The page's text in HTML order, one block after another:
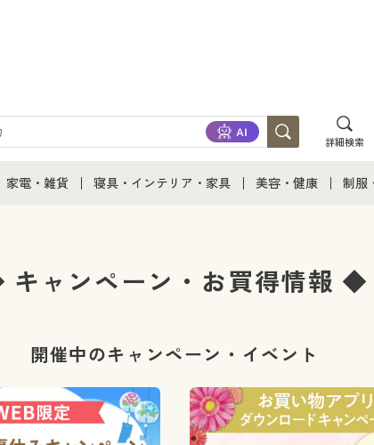
詳細検索
ッション
家電・雑貨 寝具・インテリア・家具
カーテン・ラグ・ファブリック
美容・健康
美容・健康・サプ
制服
制
ャンペーン・お買得情報 ◆
開催中のキャンペーン・イベント